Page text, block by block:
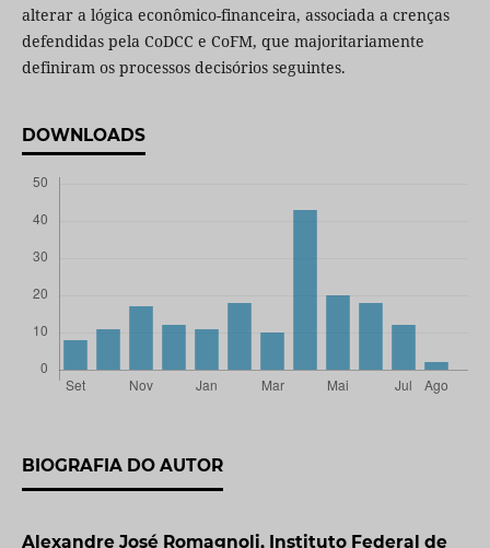
alterar a lógica econômico-financeira, associada a crenças
defendidas pela CoDCC e CoFM, que majoritariamente
definiram os processos decisórios seguintes.
DOWNLOADS
BIOGRAFIA DO AUTOR
Alexandre José Romagnoli, Instituto Federal de